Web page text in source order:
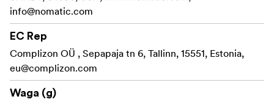
Limited Lifetime Warranty
info@nomatic.com
EC Rep
Complizon OÜ , Sepapaja tn 6, Tallinn, 15551, Estonia,
eu@complizon.com
Waga (g)